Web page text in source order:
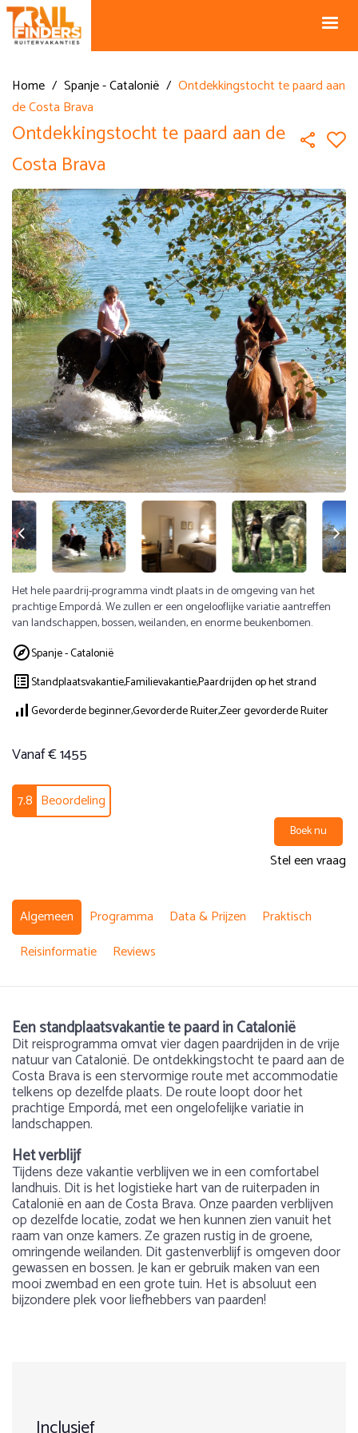
Home / Spanje - Catalonië / Ontdekkingstocht te paard aan
de Costa Brava
Ontdekkingstocht te paard aan de
Costa Brava
Het hele paardrij-programma vindt plaats in de omgeving van het
prachtige Empordá. We zullen er een ongelooflijke variatie aantreffen
van landschappen, bossen, weilanden, en enorme beukenbomen.
Spanje - Catalonië
Standplaatsvakantie,Familievakantie,Paardrijden op het strand
Gevorderde beginner,Gevorderde Ruiter,Zeer gevorderde Ruiter
Vanaf € 1455
7.8 Beoordeling
Boek nu
Stel een vraag
Algemeen Programma Data & Prijzen
Praktisch
Reisinformatie
Reviews
Een standplaatsvakantie te paard in Catalonië
Dit reisprogramma omvat vier dagen paardrijden in de vrije
natuur van Catalonië. De ontdekkingstocht te paard aan de
Costa Brava is een stervormige route met accommodatie
telkens op dezelfde plaats. De route loopt door het
prachtige Empordá, met een ongelofelijke variatie in
landschappen.
Het verblijf
Tijdens deze vakantie verblijven we in een comfortabel
landhuis. Dit is het logistieke hart van de ruiterpaden in
Catalonië en aan de Costa Brava. Onze paarden verblijven
op dezelfde locatie, zodat we hen kunnen zien vanuit het
raam van onze kamers. Ze grazen rustig in de groene,
omringende weilanden. Dit gastenverblijf is omgeven door
gewassen en bossen. Je kan er gebruik maken van een
mooi zwembad en een grote tuin. Het is absoluut een
bijzondere plek voor liefhebbers van paarden!
bossen of over het strand. Catalonië en de Pyreneeën te